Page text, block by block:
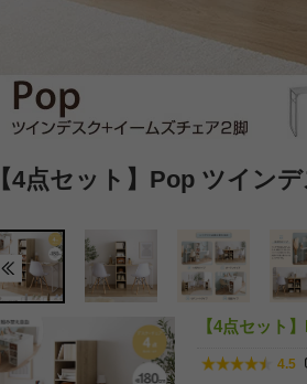
【4点セット】Pop ツイン
【4点セット
4.5